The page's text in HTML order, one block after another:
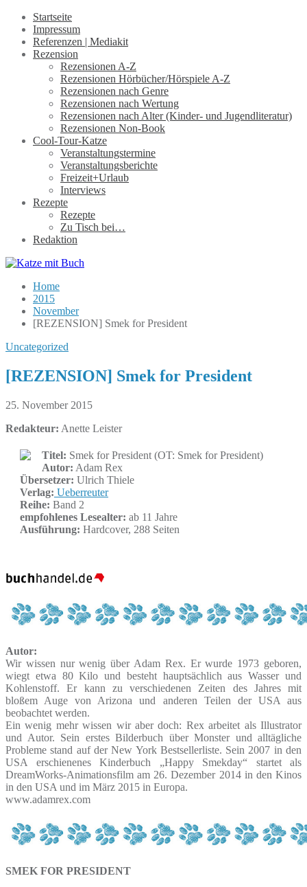
Startseite
Impressum
Referenzen | Mediakit
Rezension
Rezensionen A-Z
Rezensionen Hörbücher/Hörspiele A-Z
Rezensionen nach Genre
Rezensionen nach Wertung
Rezensionen nach Alter (Kinder- und Jugendliteratur)
Rezensionen Non-Book
Cool-Tour-Katze
Veranstaltungstermine
Veranstaltungsberichte
Freizeit+Urlaub
Interviews
Rezepte
Rezepte
Zu Tisch bei…
Redaktion
Home
2015
November
[REZENSION] Smek for President
Uncategorized
[REZENSION] Smek for President
25. November 2015
Redakteur: Anette Leister
Titel: Smek for President (OT: Smek for President)
Autor: Adam Rex
Übersetzer: Ulrich Thiele
Verlag: Ueberreuter
Reihe: Band 2
empfohlenes Lesealter: ab 11 Jahre
Ausführung: Hardcover, 288 Seiten
Autor:
Wir wissen nur wenig über Adam Rex. Er wurde 1973 geboren,
wiegt etwa 80 Kilo und besteht hauptsächlich aus Wasser und
Kohlenstoff. Er kann zu verschiedenen Zeiten des Jahres mit
bloßem Auge von Arizona und anderen Teilen der USA aus
beobachtet werden.
Ein wenig mehr wissen wir aber doch: Rex arbeitet als Illustrator
und Autor. Sein erstes Bilderbuch über Monster und alltägliche
Probleme stand auf der New York Bestsellerliste. Sein 2007 in den
USA erschienenes Kinderbuch „Happy Smekday“ startet als
DreamWorks-Animationsfilm am 26. Dezember 2014 in den Kinos
in den USA und im März 2015 in Europa.
www.adamrex.com
SMEK FOR PRESIDENT